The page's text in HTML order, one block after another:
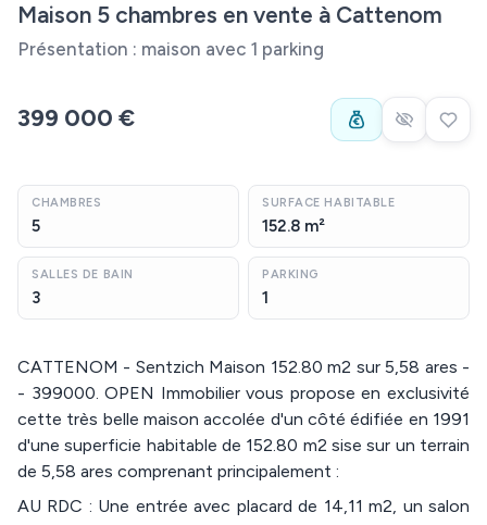
Maison 5 chambres en vente à Cattenom
Présentation : maison avec 1 parking
399 000 €
CHAMBRES
5
SURFACE HABITABLE
152.8 m²
SALLES DE BAIN
3
PARKING
1
CATTENOM - Sentzich Maison 152.80 m2 sur 5,58 ares -
- 399000. OPEN Immobilier vous propose en exclusivité
cette très belle maison accolée d'un côté édifiée en 1991
d'une superficie habitable de 152.80 m2 sise sur un terrain
de 5,58 ares comprenant principalement :
AU RDC : Une entrée avec placard de 14,11 m2, un salon